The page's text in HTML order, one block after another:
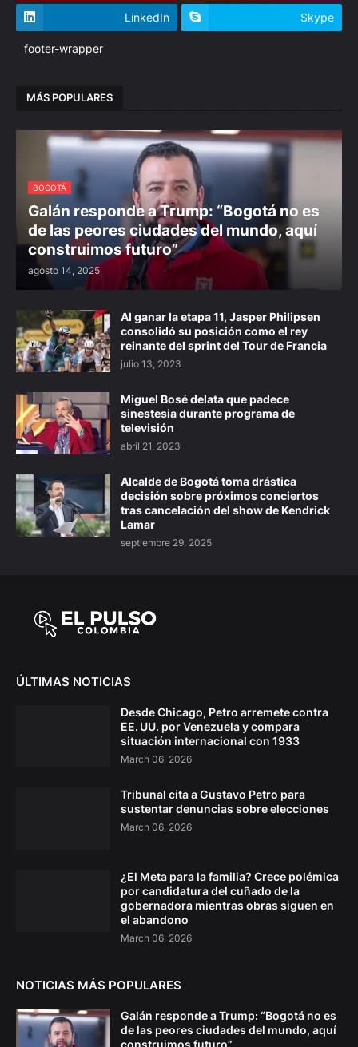
LinkedIn Skype
footer-wrapper
MÁS POPULARES
BOGOTÁ
Galán responde a Trump: “Bogotá no es
de las peores ciudades del mundo, aquí
construimos futuro”
agosto 14, 2025
Al ganar la etapa 11, Jasper Philipsen
consolidó su posición como el rey
reinante del sprint del Tour de Francia
julio 13, 2023
Miguel Bosé delata que padece
sinestesia durante programa de
televisión
abril 21, 2023
Alcalde de Bogotá toma drástica
decisión sobre próximos conciertos
tras cancelación del show de Kendrick
Lamar
septiembre 29, 2025
ÚLTIMAS NOTICIAS
Desde Chicago, Petro arremete contra
EE. UU. por Venezuela y compara
situación internacional con 1933
March 06, 2026
Tribunal cita a Gustavo Petro para
sustentar denuncias sobre elecciones
March 06, 2026
¿El Meta para la familia? Crece polémica
por candidatura del cuñado de la
gobernadora mientras obras siguen en
el abandono
March 06, 2026
NOTICIAS MÁS POPULARES
Galán responde a Trump: “Bogotá no es
de las peores ciudades del mundo, aquí
construimos futuro”